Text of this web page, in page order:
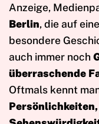
Anzeige,
Berlin, die auf
besondere
auch immer noch
überraschende
Oftmals kennt